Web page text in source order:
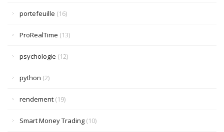
portefeuille (16)
ProRealTime (13)
psychologie (12)
python (2)
rendement (19)
Smart Money Trading (10)